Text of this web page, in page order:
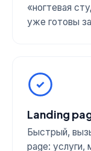
«ногтевая
уже готовы
Landing
Быстрый,
page: